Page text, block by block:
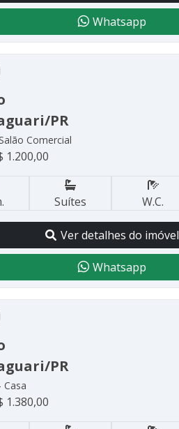
Whatsapp
PR
Comercial
1.200,00
Suítes W.C.
Ver detalhes do imóvel
Whatsapp
PR
1.380,00